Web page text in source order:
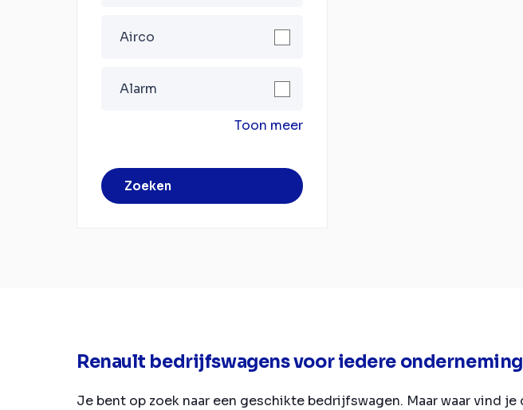
Airco
Alarm
Toon meer
Zoeken
Renault bedrijfswagens voor iedere onderneming
Je bent op zoek naar een geschikte bedrijfswagen. Maar waar vind